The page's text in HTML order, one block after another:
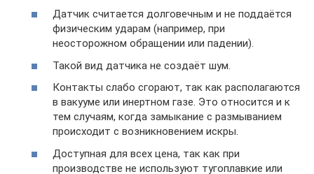
Датчик считается долговечным и не поддаётся
физическим ударам (например, при
неосторожном обращении или падении).
Такой вид датчика не создаёт шум.
Контакты слабо сгорают, так как располагаются
в вакууме или инертном газе. Это относится и к
тем случаям, когда замыкание с размыванием
происходит с возникновением искры.
Доступная для всех цена, так как при
производстве не используют тугоплавкие или